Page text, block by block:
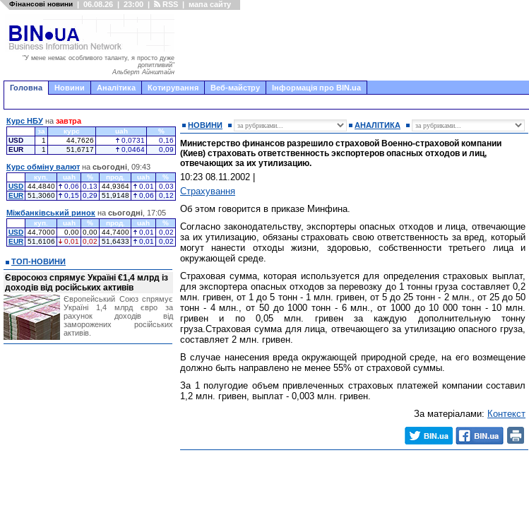
Фінансові новини | 06.08.26 | 23:00 | RSS | мапа сайту
"У мене немає особливого таланту, я просто дуже
допитливий"
Альберт Айнштайн
Головна Новини Аналітика Котирування Веб-майстру Інформація про BIN.ua
НОВИНИ АНАЛІТИКА
Министерство финансов разрешило страховой Военно-страховой компании
(Киев) страховать ответственность экспортеров опасных отходов и лиц,
отвечающих за их утилизацию.
10:23 08.11.2002
Страхування
Об этом говорится в приказе Минфина.
Согласно законодательству, экспортеры опасных отходов и лица, отвечающие
за их утилизацию, обязаны страховать свою ответственность за вред, который
могут нанести отходы жизни, здоровью, собственности третьего лица и
окружающей среде.
Страховая сумма, которая используется для определения страховых выплат,
для экспортера опасных отходов за перевозку до 1 тонны груза составляет 0,2
млн. гривен, от 1 до 5 тонн - 1 млн. гривен, от 5 до 25 тонн - 2 млн., от 25 до 50
тонн - 4 млн., от 50 до 1000 тонн - 6 млн., от 1000 до 10 000 тонн - 10 млн.
гривен и по 0,05 млн. гривен за каждую дополнительную тонну
груза.Страховая сумма для лица, отвечающего за утилизацию опасного груза,
составляет 2 млн. гривен.
В случае нанесения вреда окружающей природной среде, на его возмещение
должно быть направлено не менее 55% от страховой суммы.
За 1 полугодие объем привлеченных страховых платежей компании составил
1,2 млн. гривен, выплат - 0,003 млн. гривен.
За матеріалами: Контекст
Курс НБУ на завтра
за курс uah
%
USD
1 44,7626 0,0731
0,16
EUR
1 51,6717 0,0464 0,09
Курс обміну валют на сьогодні , 09:43
куп. uah % прод. uah
%
USD 44,4840 0,06 0,13 44,9364 0,01
0,03
EUR 51,3060 0,15 0,29 51,9148 0,06 0,12
Міжбанківський ринок на сьогодні , 17:05
куп. uah % прод. uah
%
USD 44,7000 0,00 0,00 44,7400 0,01
0,02
EUR 51,6106 0,01 0,02 51,6433 0,01 0,02
ТОП-НОВИНИ
Євросоюз спрямує Україні €1,4 млрд із
доходів від російських активів
Європейський Союз спрямує
Україні 1,4 млрд євро за
рахунок доходів від
заморожених російських
активів.